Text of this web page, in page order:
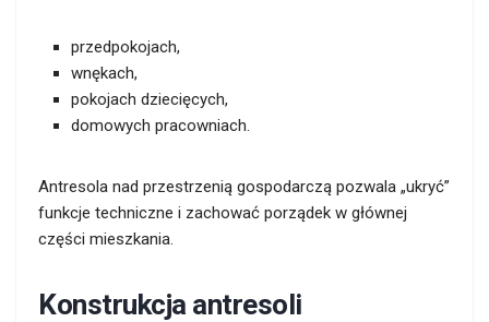
przedpokojach,
wnękach,
pokojach dziecięcych,
domowych pracowniach.
Antresola nad przestrzenią gospodarczą pozwala „ukryć”
funkcje techniczne i zachować porządek w głównej
części mieszkania.
Konstrukcja antresoli